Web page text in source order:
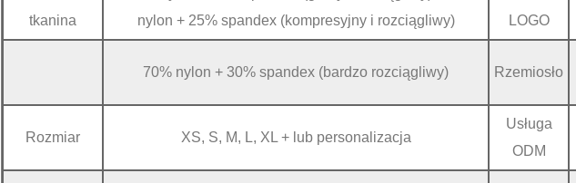
tkanina
nylon + 25% spandex (kompresyjny i rozciągliwy)
LOGO
70% nylon + 30% spandex (bardzo rozciągliwy) Rzemiosło
Rozmiar XS, S, M, L, XL + lub personalizacja
Usługa
ODM